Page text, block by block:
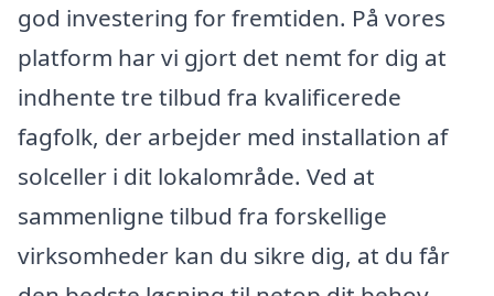
god investering for fremtiden. På vores
platform har vi gjort det nemt for dig at
indhente tre tilbud fra kvalificerede
fagfolk, der arbejder med installation af
solceller i dit lokalområde. Ved at
sammenligne tilbud fra forskellige
virksomheder kan du sikre dig, at du får